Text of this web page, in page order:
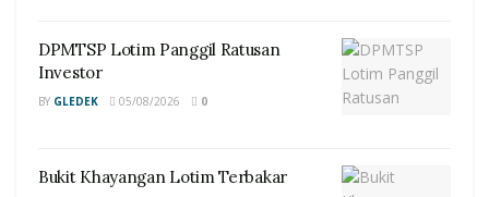
DPMTSP Lotim Panggil Ratusan
Investor
BY GLEDEK 05/08/2026 0
Bukit Khayangan Lotim Terbakar